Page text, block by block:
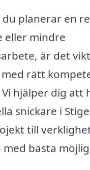
planerar en
eller mindre
är det
rätt
hjälper dig att
snickare i
till
med bästa